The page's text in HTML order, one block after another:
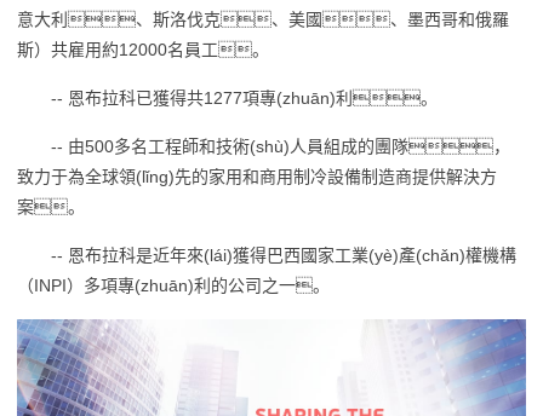
意大利、斯洛伐克、美國、墨西哥和俄羅
斯）共雇用約12000名員工。
-- 恩布拉科已獲得共1277項專(zhuān)利。
-- 由500多名工程師和技術(shù)人員組成的團隊，
致力于為全球領(lǐng)先的家用和商用制冷設備制造商提供解決方
案。
-- 恩布拉科是近年來(lái)獲得巴西國家工業(yè)產(chǎn)權機構
（INPI）多項專(zhuān)利的公司之一。